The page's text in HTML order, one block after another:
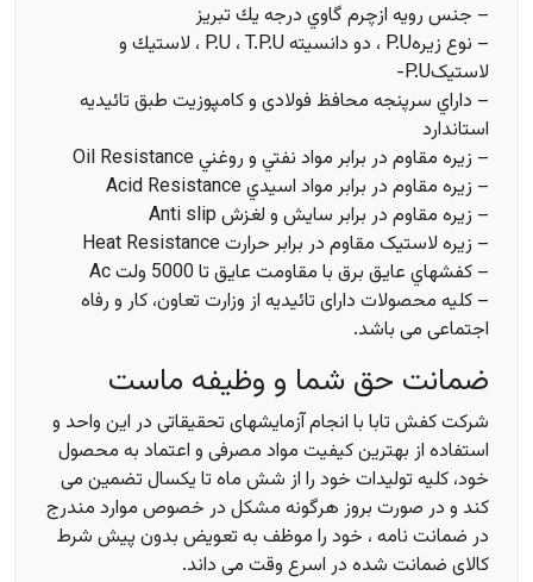
– جنس رويه ازچرم گاوي درجه يك تبريز
– نوع زيرهP.U ، دو دانسیته P.U ، T.P.U ، لاستيك و
لاستیکP.U-
– داراي سرپنجه محافظ فولادی و کامپوزیت طبق تائيديه
استاندارد
– زيره مقاوم در برابر مواد نفتي و روغني Oil Resistance
– زيره مقاوم در برابر مواد اسيدي Acid Resistance
– زیره مقاوم در برابر سايش و لغزش Anti slip
– زیره لاستیک مقاوم در برابر حرارت Heat Resistance
– كفشهاي عايق برق با مقاومت عايق تا 5000 ولت Ac
– کلیه محصولات دارای تائیدیه از وزارت تعاون، کار و رفاه
اجتماعی می باشد.
ضمانت حق شما و وظیفه ماست
شرکت کفش تابا با انجام آزمایشهای تحقیقاتی در این واحد و
استفاده از بهترین کیفیت مواد مصرفی و اعتماد به محصول
خود، کلیه تولیدات خود را از شش ماه تا یکسال تضمین می
کند و در صورت بروز هرگونه مشکل در خصوص موارد مندرج
در ضمانت نامه ، خود را موظف به تعویض بدون پیش شرط
کالای ضمانت شده در اسرع وقت می داند.